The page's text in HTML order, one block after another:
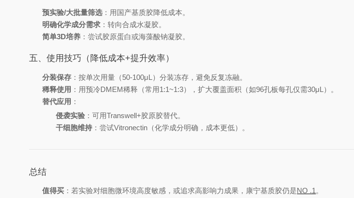
预实验/大批量筛选 ：用国产基质胶降低成本。
明确化学成分需求 ：转向合成水凝胶。
简单3D培养 ：尝试胶原蛋白或海藻酸钠凝胶。
五、使用技巧（降低成本+提升效率）
分装保存 ：按单次用量（50-100μL）分装冻存，避免反复冻融。
稀释使用 ：用预冷DMEM稀释（常用1:1~1:3），扩大覆盖面积（如96孔板每孔仅需30μL）。
替代应用 ：
侵袭实验：可用Transwell+胶原胶替代。
干细胞维持：尝试Vitronectin（化学成分明确，成本更低）。
总结
值得买 ：若实验对细胞微环境高度敏感，或追求高影响力成果，康宁基质胶仍是NO .1 。